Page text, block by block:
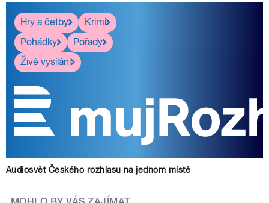
Hry a četby
Krimi
Pohádky
Pořady
Živé vysílání
Audiosvět Českého rozhlasu na jednom místě